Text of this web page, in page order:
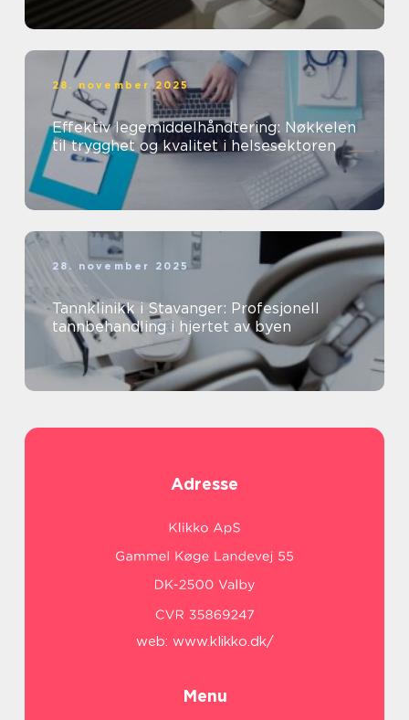
28. november 2025
Effektiv legemiddelhåndtering: Nøkkelen
til trygghet og kvalitet i helsesektoren
28. november 2025
Tannklinikk i Stavanger: Profesjonell
tannbehandling i hjertet av byen
Adresse
web: www.klikko.dk/
Menu